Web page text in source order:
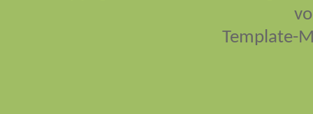
Template-